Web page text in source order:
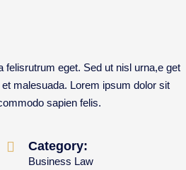
felisrutrum eget. Sed ut nisl urna,e get
malesuada. Lorem ipsum dolor sit
sapien felis.
Category:
Business Law